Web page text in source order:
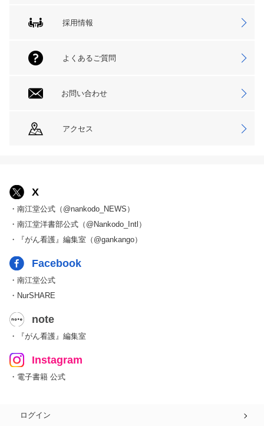
採用情報
よくあるご質問
お問い合わせ
アクセス
X
・南江堂公式（@nankodo_NEWS）
・南江堂洋書部公式（@Nankodo_Intl）
・『がん看護』編集室（@gankango）
Facebook
・南江堂公式
・NurSHARE
note
・『がん看護』編集室
Instagram
・電子書籍 公式
ログイン